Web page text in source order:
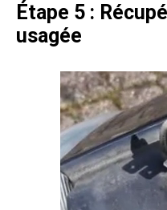
Étape 5 :
usagée